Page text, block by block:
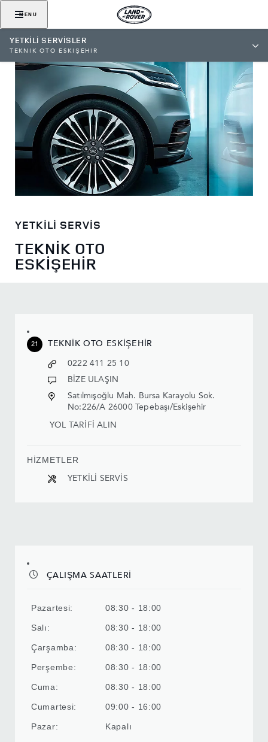
MENU
YETKİLİ SERVİSLER
TEKNİK OTO ESKİŞEHİR
YETKİLİ SERVİS
TEKNİK OTO
ESKİŞEHİR
21 TEKNİK OTO ESKİŞEHİR
0222 411 25 10
BİZE ULAŞIN
Satılmışoğlu Mah. Bursa Karayolu Sok.
No:226/A 26000 Tepebaşı/Eskişehir
YOL TARİFİ ALIN
HİZMETLER
YETKİLİ SERVİS
ÇALIŞMA SAATLERİ
Pazartesi: 08:30 - 18:00
Salı: 08:30 - 18:00
Çarşamba: 08:30 - 18:00
Perşembe: 08:30 - 18:00
Cuma: 08:30 - 18:00
Cumartesi: 09:00 - 16:00
Pazar: Kapalı